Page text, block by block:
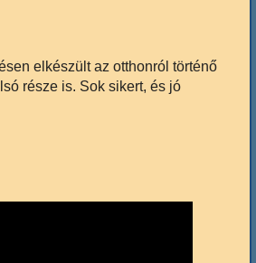
elkészült az otthonról történő
része is. Sok sikert, és jó